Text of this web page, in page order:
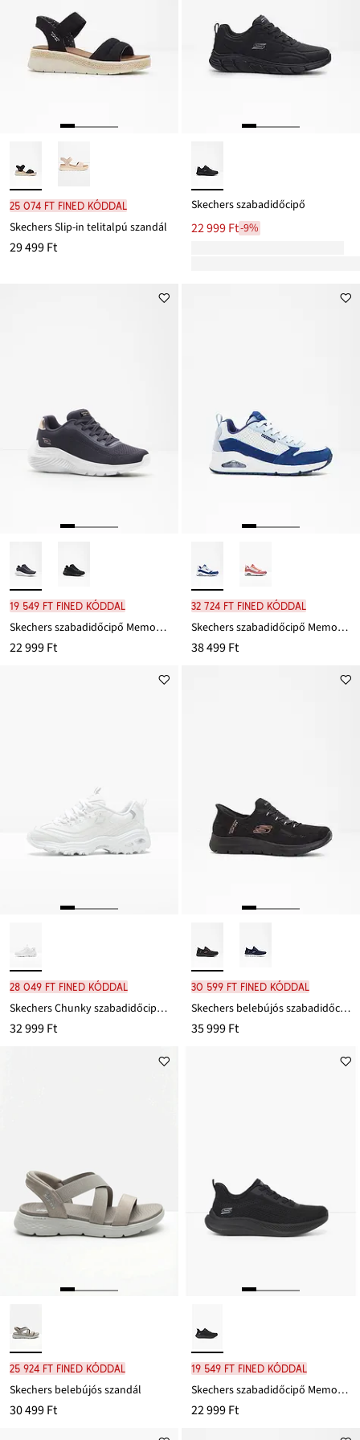
25 074 Ft FINED kóddal
Skechers Slip-in telitalpú szandál
29 499 Ft
Skechers szabadidőcipő
22 999 Ft-9%
19 549 Ft FINED kóddal
Skechers szabadidőcipő Memory habszivaccsal
22 999 Ft
32 724 Ft FINED kóddal
Skechers szabadidőcipő Memory habszivaccsal
38 499 Ft
28 049 Ft FINED kóddal
Skechers Chunky szabadidőcipő Memory-habszivaccsal
32 999 Ft
30 599 Ft FINED kóddal
Skechers belebújós szabadidőcipő Memory habszivaccsal
35 999 Ft
25 924 Ft FINED kóddal
Skechers belebújós szandál
30 499 Ft
19 549 Ft FINED kóddal
Skechers szabadidőcipő Memory habszivaccsal
22 999 Ft